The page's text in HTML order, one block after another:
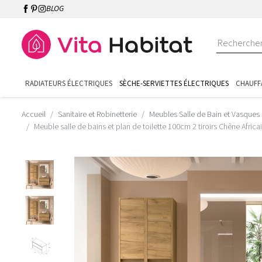
BLOG
RADIATEURS ÉLECTRIQUES SÈCHE-SERVIETTES ÉLECTRIQUES
Accueil Sanitaire et Robinetterie Meubles Salle de Bain et Vasques
Meuble salle de bains et plan de toilette 100cm 2 tiroirs Chêne